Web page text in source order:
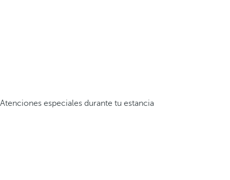
Atenciones especiales durante tu estancia